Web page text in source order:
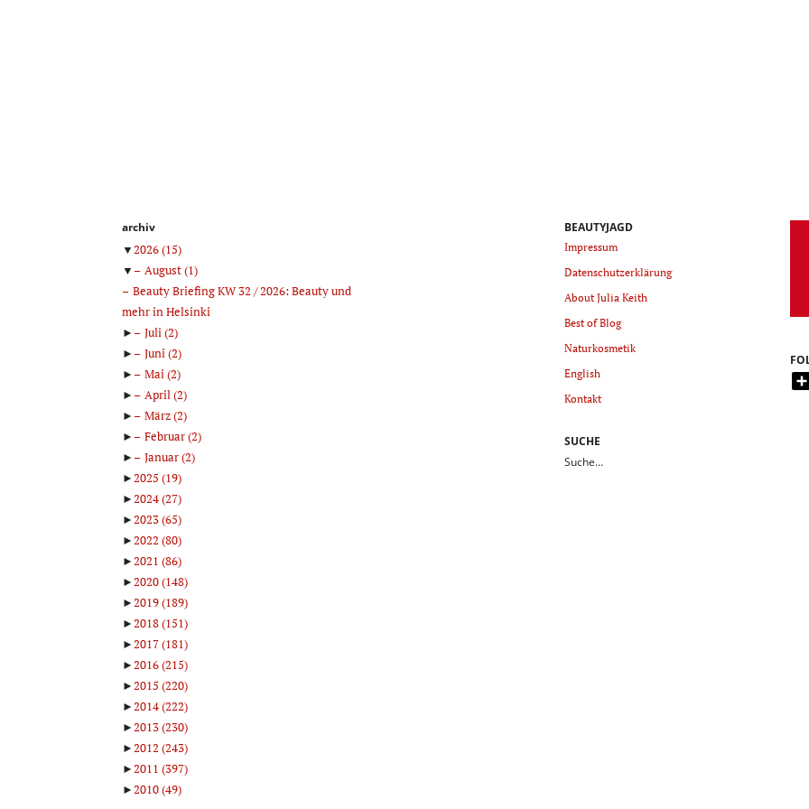
archiv
▼2026(15)
▼
August(1)
Beauty Briefing KW 32 / 2026: Beauty und
mehr in Helsinki
►
Juli(2)
►
Juni(2)
►
Mai(2)
►
April(2)
►
März(2)
►
Februar(2)
►
Januar(2)
►2025 (19)
►2024(27)
►2023(65)
►2022 (80)
►2021 (86)
►2020(148)
►2019(189)
►2018(151)
►2017(181)
►2016(215)
►2015 (220)
►2014(222)
►2013(230)
►2012 (243)
►2011 (397)
►2010(49)
BEAUTYJAGD
Impressum
Datenschutzerklärung
About Julia Keith
Best of Blog
Naturkosmetik
English
Kontakt
SUCHE